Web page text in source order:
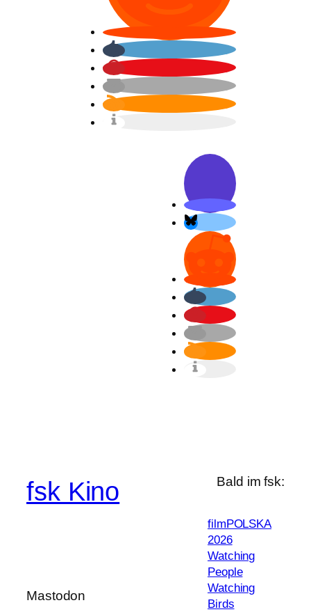
fsk Kino
Mastodon
Bald im fsk:
filmPOLSKA
2026
Watching
People
Watching
Birds